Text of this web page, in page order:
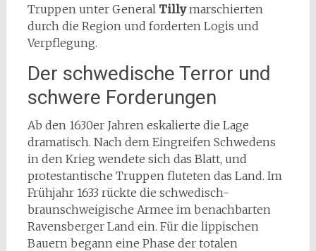
Truppen unter General Tillymarschierten
durch die Region und forderten Logis und
Verpflegung.
Der schwedische Terror und
schwere Forderungen
Ab den 1630er Jahren eskalierte die Lage
dramatisch. Nach dem Eingreifen Schwedens
in den Krieg wendete sich das Blatt, und
protestantische Truppen fluteten das Land. Im
Frühjahr 1633 rückte die schwedisch-
braunschweigische Armee im benachbarten
Ravensberger Land ein. Für die lippischen
Bauern begann eine Phase der totalen